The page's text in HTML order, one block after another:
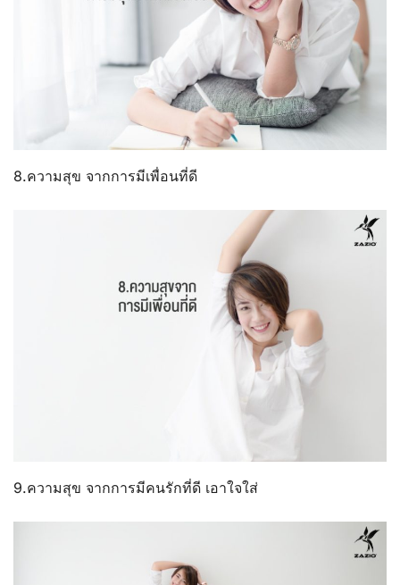
8.ความสุข จากการมีเพื่อนที่ดี
9.ความสุข จากการมีคนรักที่ดี เอาใจใส่